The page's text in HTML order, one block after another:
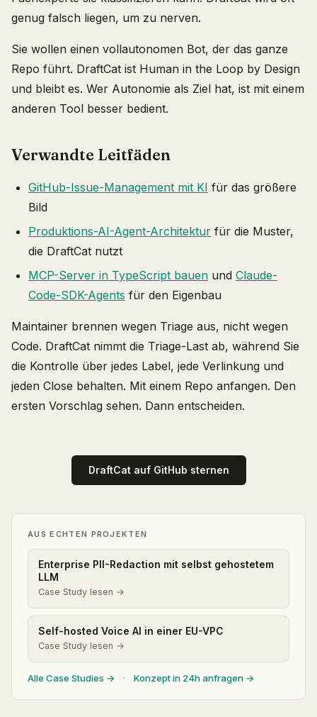
genug falsch liegen, um zu nerven.
Sie wollen einen vollautonomen Bot, der das ganze
Repo führt. DraftCat ist Human in the Loop by Design
und bleibt es. Wer Autonomie als Ziel hat, ist mit einem
anderen Tool besser bedient.
Verwandte Leitfäden
GitHub-Issue-Management mit KI für das größere
Bild
Produktions-AI-Agent-Architektur für die Muster,
die DraftCat nutzt
MCP-Server in TypeScript bauen und Claude-
Code-SDK-Agents für den Eigenbau
Maintainer brennen wegen Triage aus, nicht wegen
Code. DraftCat nimmt die Triage-Last ab, während Sie
die Kontrolle über jedes Label, jede Verlinkung und
jeden Close behalten. Mit einem Repo anfangen. Den
ersten Vorschlag sehen. Dann entscheiden.
DraftCat auf GitHub sternen
AUS ECHTEN PROJEKTEN
Enterprise PII-Redaction mit selbst gehostetem
LLM
Case Study lesen →
Self-hosted Voice AI in einer EU-VPC
Case Study lesen →
Alle Case Studies → · Konzept in 24h anfragen →